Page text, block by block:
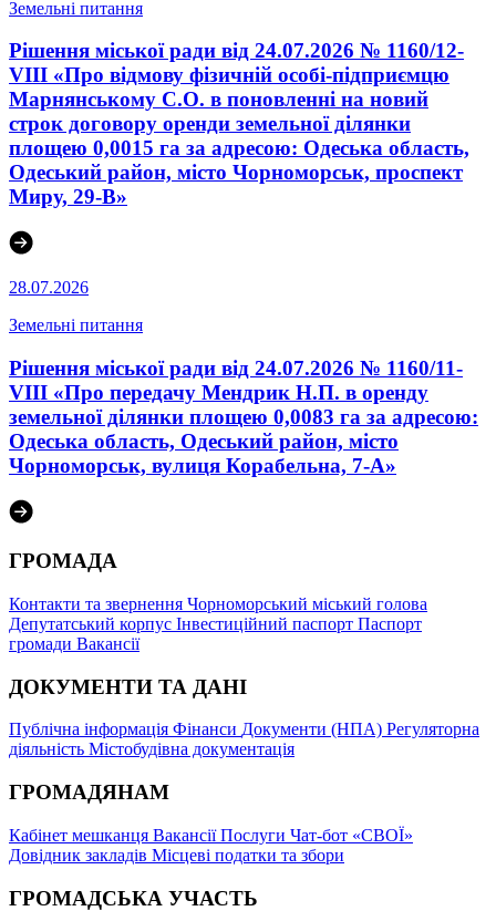
Земельні питання
Рішення міської ради від 24.07.2026 № 1160/12-
VIII «Про відмову фізичній особі-підприємцю
Марнянському С.О. в поновленні на новий
строк договору оренди земельної ділянки
площею 0,0015 га за адресою: Одеська область,
Одеський район, місто Чорноморськ, проспект
Миру, 29-В»
28.07.2026
Земельні питання
Рішення міської ради від 24.07.2026 № 1160/11-
VIII «Про передачу Мендрик Н.П. в оренду
земельної ділянки площею 0,0083 га за адресою:
Одеська область, Одеський район, місто
Чорноморськ, вулиця Корабельна, 7-А»
ГРОМАДА
Контакти та звернення Чорноморський міський голова
Депутатський корпус Інвестиційний паспорт Паспорт
громади Вакансії
ДОКУМЕНТИ ТА ДАНІ
Публічна інформація Фінанси Документи (НПА) Регуляторна
діяльність Містобудівна документація
ГРОМАДЯНАМ
Кабінет мешканця ВакансіїПослуги Чат-бот «СВОЇ»
Довідник закладів Місцеві податки та збори
ГРОМАДСЬКА УЧАСТЬ